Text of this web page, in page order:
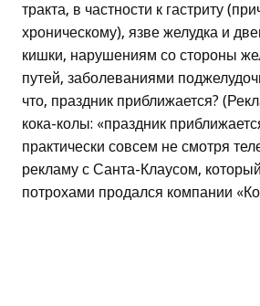
тракта, в частности к гастриту
хроническому), язве желудка и
кишки, нарушениям со стороны
путей, заболеваниями
что, праздник приближается?
кока-колы: «праздник
практически совсем не смотря
рекламу с Санта-Клаусом,
потрохами продался компании